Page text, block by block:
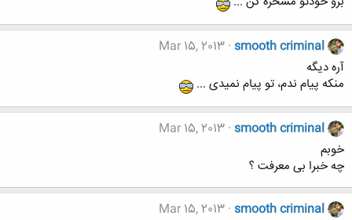
smooth criminal
Mar 15, 2013
آره دیگه
منکه پیام ندم، تو پیام نمیدی ...
smooth criminal
Mar 15, 2013
خوبم
چه خبرا بی معرفت ؟
smooth criminal
Mar 15, 2013